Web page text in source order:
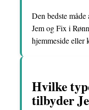
Den bedste
Jem og Fix i
hjemmeside eller
Hvilke
tilbyder